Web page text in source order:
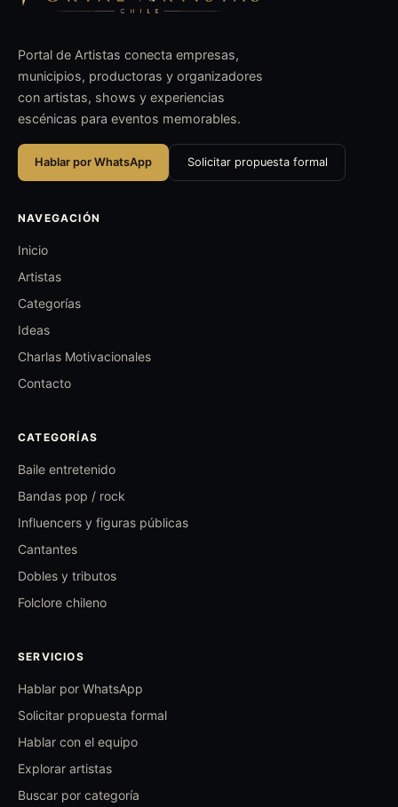
Portal de Artistas conecta empresas,
municipios, productoras y organizadores
con artistas, shows y experiencias
escénicas para eventos memorables.
Hablar por WhatsApp Solicitar propuesta formal
NAVEGACIÓN
Inicio
Artistas
Categorías
Ideas
Charlas Motivacionales
Contacto
CATEGORÍAS
Baile entretenido
Bandas pop / rock
Influencers y figuras públicas
Cantantes
Dobles y tributos
Folclore chileno
SERVICIOS
Hablar por WhatsApp
Solicitar propuesta formal
Hablar con el equipo
Explorar artistas
Buscar por categoría